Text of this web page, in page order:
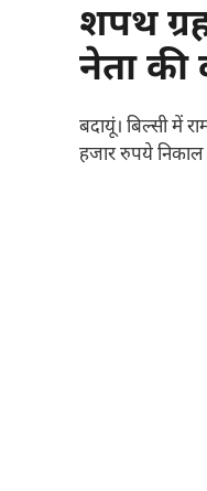
शपथ
नेता की
बदायूं। बिल्सी में
हजार रुपये निकाल